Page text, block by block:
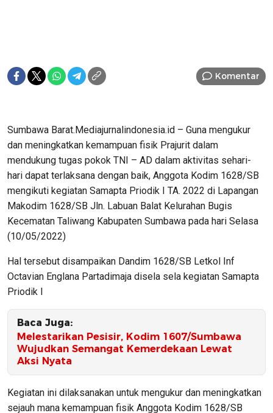
Komentar
Sumbawa Barat.Mediajurnalindonesia.id – Guna mengukur
dan meningkatkan kemampuan fisik Prajurit dalam
mendukung tugas pokok TNI – AD dalam aktivitas sehari-
hari dapat terlaksana dengan baik, Anggota Kodim 1628/SB
mengikuti kegiatan Samapta Priodik I TA. 2022 di Lapangan
Makodim 1628/SB Jln. Labuan Balat Kelurahan Bugis
Kecematan Taliwang Kabupaten Sumbawa pada hari Selasa
(10/05/2022)
Hal tersebut disampaikan Dandim 1628/SB Letkol Inf
Octavian Englana Partadimaja disela sela kegiatan Samapta
Priodik I
Baca Juga:
‎Melestarikan Pesisir, Kodim 1607/Sumbawa
Wujudkan Semangat Kemerdekaan Lewat
Aksi Nyata
Kegiatan ini dilaksanakan untuk mengukur dan meningkatkan
sejauh mana kemampuan fisik Anggota Kodim 1628/SB